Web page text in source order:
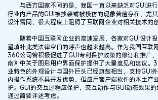
与西方国家不同的是，我国一直以来缺乏对GUI进
行业内产品的GUI被抄袭或被模仿的现象普遍存在，尤
设计雷同，很大程度上阻碍了互联网企业对相关技术的
随着中国互联网企业的高速发展，各家对GUI设计
望填补此类法律空白的呼声也越来越高。作为我国互联
360公司曾积极促进了GUI专利保护政策的修订和推广
南》中关于图形用户界面保护提供了大量意见和建议。
业特色的外观设计与国外巨头已经旗鼓相当，支持GUI
内操作系统不具开发优势，但应用客户端软件的本土产
护。GUI的交互过程应保护，交互动作与GUI动态效果
通过简要评述考虑。